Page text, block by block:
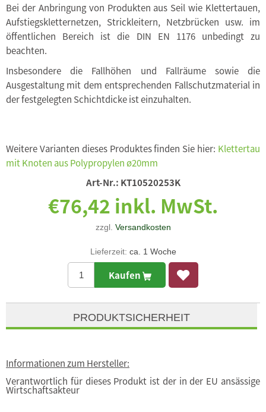
Bei der Anbringung von Produkten aus Seil wie Klettertauen,
Aufstiegskletternetzen, Strickleitern, Netzbrücken usw. im
öffentlichen Bereich ist die DIN EN 1176 unbedingt zu
beachten.
Insbesondere die Fallhöhen und Fallräume sowie die
Ausgestaltung mit dem entsprechenden Fallschutzmaterial in
der festgelegten Schichtdicke ist einzuhalten.
Weitere Varianten dieses Produktes finden Sie hier: Klettertau
mit Knoten aus Polypropylen ø20mm
Art-Nr.: KT10520253K
€76,42 inkl. MwSt.
zzgl. Versandkosten
Lieferzeit: ca. 1 Woche
Kaufen
PRODUKTSICHERHEIT
Informationen zum Hersteller:
Verantwortlich für dieses Produkt ist der in der EU ansässige
Wirtschaftsakteur